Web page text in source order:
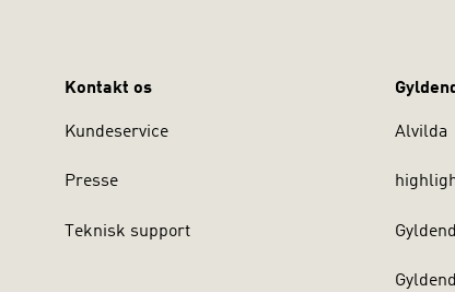
Kontakt os
Kundeservice
Presse
Teknisk support
Alvilda